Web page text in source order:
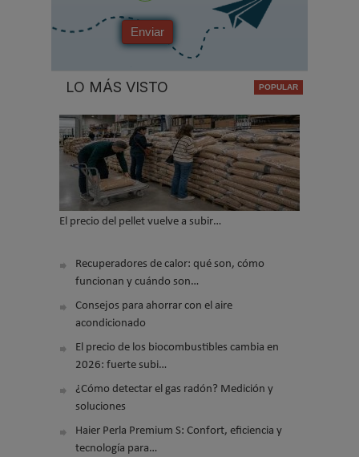
Enviar
LO MÁS VISTO
El precio del pellet vuelve a subir…
Recuperadores de calor: qué son, cómo
funcionan y cuándo son…
Consejos para ahorrar con el aire
acondicionado
El precio de los biocombustibles cambia en
2026: fuerte subi…
¿Cómo detectar el gas radón? Medición y
soluciones
Haier Perla Premium S: Confort, eficiencia y
tecnología para…